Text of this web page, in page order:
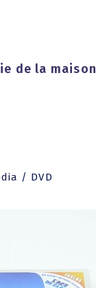
de la maison
/ DVD